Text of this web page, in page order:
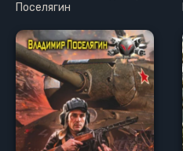
Поселягин